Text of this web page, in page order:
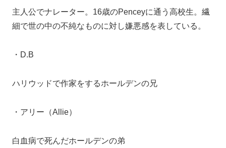
主人公でナレーター。16歳のPenceyに通う高校生。繊
細で世の中の不純なものに対し嫌悪感を表している。
・D.B
ハリウッドで作家をするホールデンの兄
・アリー（Allie）
白血病で死んだホールデンの弟